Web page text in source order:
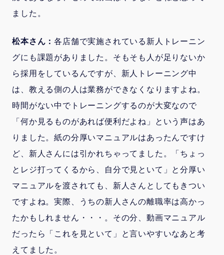
ました。
松本さん：各店舗で実施されている新人トレーニン
グにも課題がありました。そもそも人が足りないか
ら採用をしているんですが、新人トレーニング中
は、教える側の人は業務ができなくなりますよね。
時間がない中でトレーニングするのが大変なので
「何か見るものがあれば便利だよね」という声はあ
りました。紙の分厚いマニュアルはあったんですけ
ど、新人さんには引かれちゃってました。「ちょっ
とレジ打ってくるから、自分で見といて」と分厚い
マニュアルを渡されても、新人さんとしてもきつい
ですよね。実際、うちの新人さんの離職率は高かっ
たかもしれません・・・。その分、動画マニュアル
だったら「これを見といて」と言いやすいなあと考
えてました。